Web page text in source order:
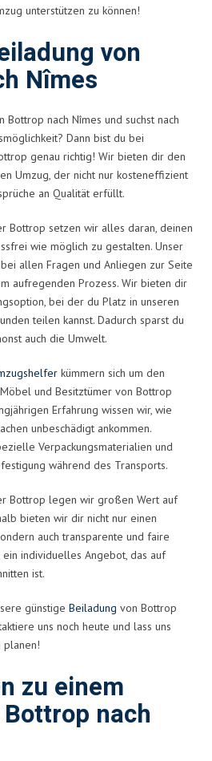
unterstützen zu können!
von
Nîmes
Bottrop nach Nîmes und suchst nach
Dann bist du bei
genau richtig! Wir bieten dir den
Umzug, der nicht nur kosteneffizient
an Qualität erfüllt.
Bottrop setzen wir alles daran, deinen
wie möglich zu gestalten. Unser
allen Fragen und Anliegen zur Seite
aufregenden Prozess. Wir bieten dir
bei der du Platz in unseren
teilen kannst. Dadurch sparst du
auch die Umwelt.
kümmern sich um den
und Besitztümer von Bottrop
Erfahrung wissen wir, wie
unbeschädigt ankommen.
Verpackungsmaterialien und
während des Transports.
Bottrop legen wir großen Wert auf
bieten wir dir nicht nur einen
auch transparente und faire
individuelles Angebot, das auf
ist.
günstige Beiladung von Bottrop
uns noch heute und lass uns
planen!
zu einem
nach